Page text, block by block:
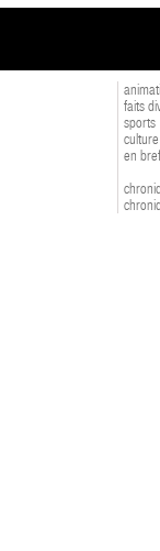
faits
sports
culture
en bref